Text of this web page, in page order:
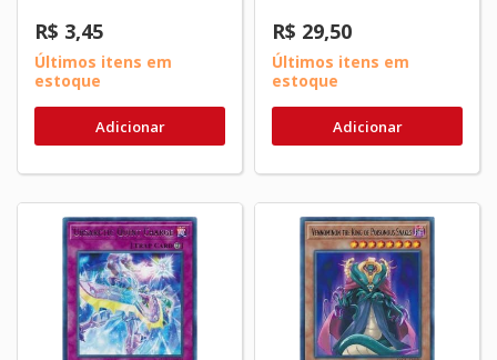
R$ 3,45
Últimos itens em
estoque
Adicionar
R$ 29,50
Últimos itens em
estoque
Adicionar